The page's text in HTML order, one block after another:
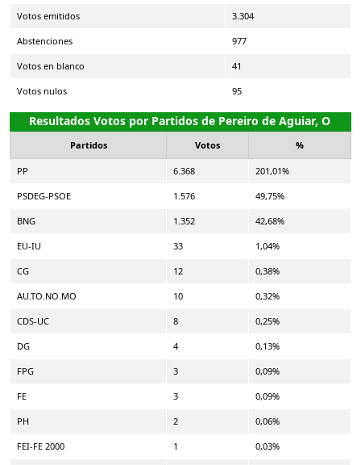
Votos emitidos 3.304
Abstenciones 977
Votos en blanco 41
Votos nulos 95
Resultados Votos por Partidos de Pereiro de Aguiar, O
Partidos Votos %
PP 6.368 201,01%
PSDEG-PSOE 1.576 49,75%
BNG 1.352 42,68%
EU-IU 33 1,04%
CG 12 0,38%
AU.TO.NO.MO 10 0,32%
CDS-UC 8 0,25%
DG 4 0,13%
FPG 3 0,09%
FE 3 0,09%
PH 2 0,06%
FEI-FE 2000 1 0,03%